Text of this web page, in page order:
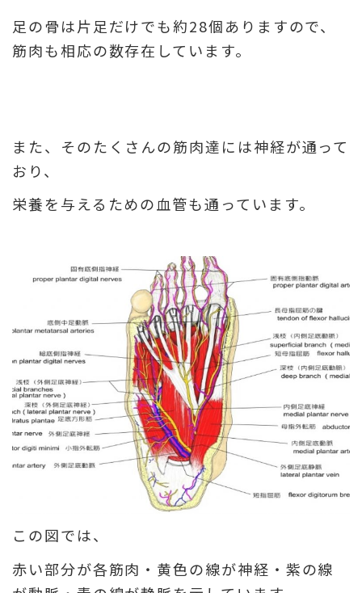
足の骨は片足だけでも約28個ありますので、
筋肉も相応の数存在しています。
また、そのたくさんの筋肉達には神経が通って
おり、
栄養を与えるための血管も通っています。
この図では、
赤い部分が各筋肉・黄色の線が神経・紫の線